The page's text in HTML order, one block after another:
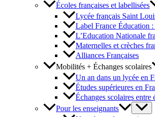
Écoles françaises et labellisées
Lycée français Saint
Label France Éducation :
L’Education Nationale
Maternelles et crèches
Alliances Françaises
Mobilités + Échanges scolaires
Un an dans un lycée en
Études supérieures en
Échanges scolaires entre
Pour les enseignants